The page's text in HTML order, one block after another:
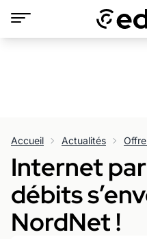
Accueil Actualités
Internet
débits
NordNet !